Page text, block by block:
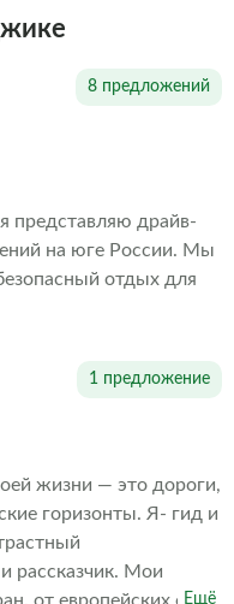
8 предложений
представляю драйв-
на юге России. Мы
отдых для
1 предложение
жизни — это дороги,
горизонты. Я- гид и
рассказчик. Мои
Ещё